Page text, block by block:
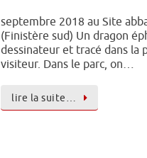
septembre 2018 au Site
(Finistère sud) Un dragon
dessinateur et tracé dans la
visiteur. Dans le parc, on…
lire la suite…